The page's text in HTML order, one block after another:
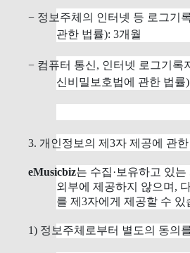
− 정보주체의 인터넷 등 로그기
관한 법률): 3개월
− 컴퓨터 통신, 인터넷 로그기록
신비밀보호법에 관한 법률
3. 개인정보의 제3자 제공에 관
eMusicbiz는 수집·보유하고 있
외부에 제공하지 않으며,
를 제3자에게 제공할 수 있
1) 정보주체로부터 별도의 동의